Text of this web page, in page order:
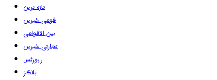
تازہ ترین
قومی خبریں
بین الاقوامی
تجارتی خبریں
رپورٹس
بلاگز